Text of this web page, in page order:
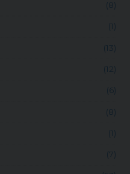
(8)
(1)
(13)
(12)
(6)
(8)
(1)
(7)